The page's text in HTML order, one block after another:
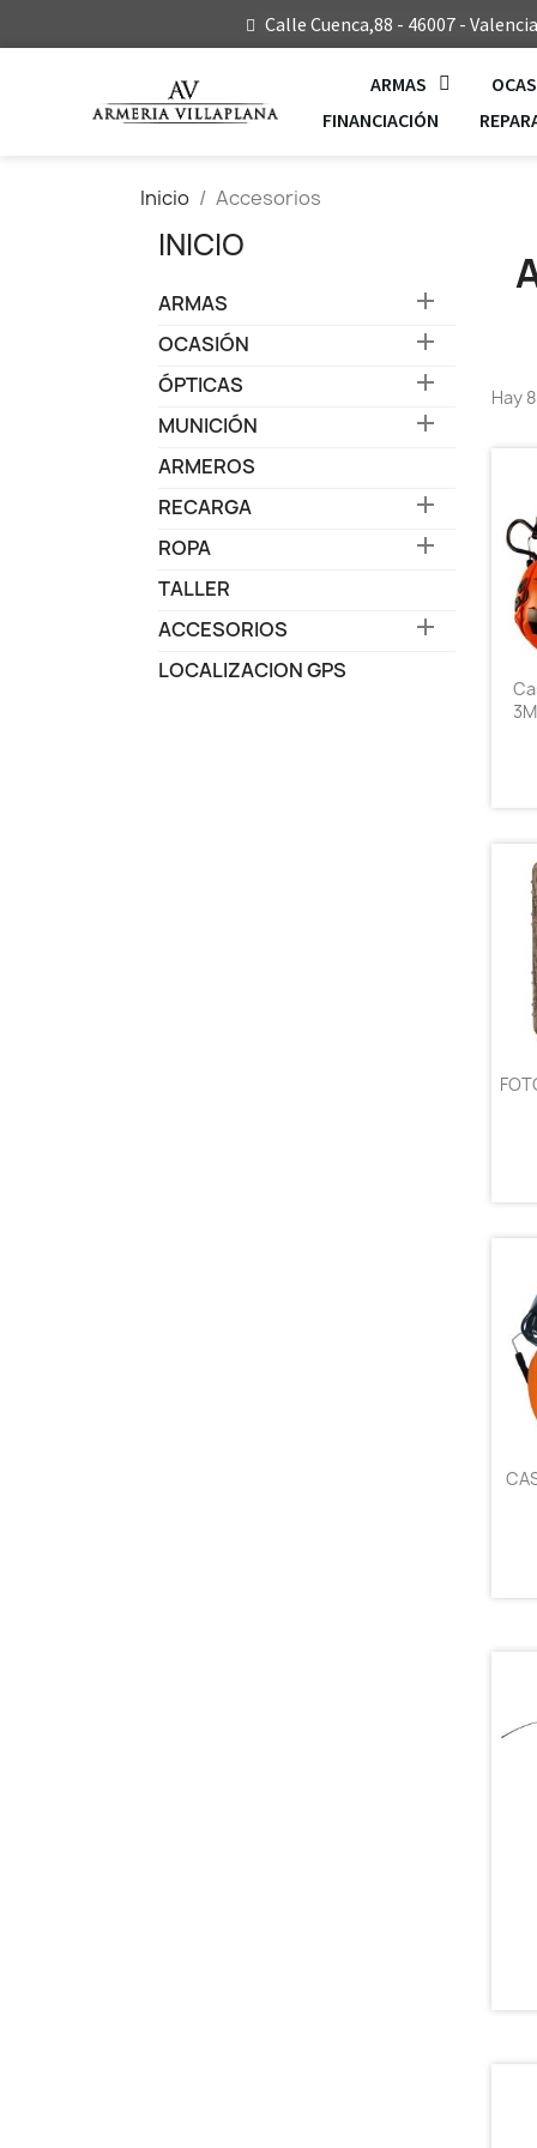
Calle Cuenca,88 - 46007 - Valencia
ARMAS
FINANCIACIÓN
Inicio Accesorios
INICIO
ARMAS 
OCASIÓN 
ÓPTICAS 
MUNICIÓN 
ARMEROS
RECARGA

ROPA 
TALLER
ACCESORIOS

LOCALIZACION GPS
Hay